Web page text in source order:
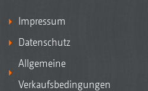
Impressum
Datenschutz
Allgemeine
Verkaufsbedingungen